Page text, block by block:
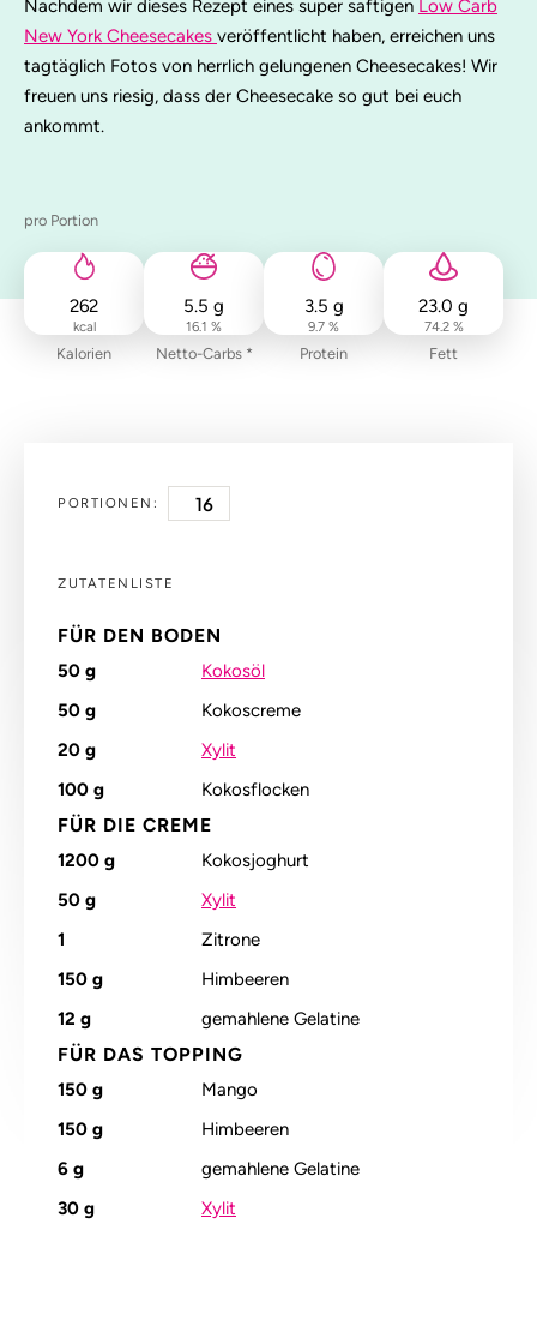
Nachdem wir dieses Rezept eines super saftigen Low Carb
New York Cheesecakes veröffentlicht haben, erreichen uns
tagtäglich Fotos von herrlich gelungenen Cheesecakes! Wir
freuen uns riesig, dass der Cheesecake so gut bei euch
ankommt.
pro Portion
262
kcal
Kalorien
5.5 g
16.1 %
Netto-Carbs *
3.5 g
9.7 %
Protein
23.0 g
74.2 %
Fett
PORTIONEN:
ZUTATENLISTE
FÜR DEN BODEN
50 g
Kokosöl
50 g
Kokoscreme
20 g
Xylit
100 g Kokosflocken
FÜR DIE CREME
1200 g
Kokosjoghurt
50 g
Xylit
1
Zitrone
150 g
Himbeeren
12 g gemahlene Gelatine
FÜR DAS TOPPING
150 g
Mango
150 g
Himbeeren
6 g
gemahlene Gelatine
30 g Xylit